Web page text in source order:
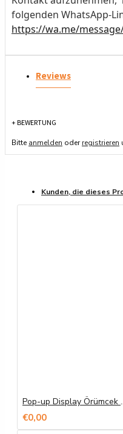
folgenden WhatsApp-
https://wa.me/message/
Reviews
+ BEWERTUNG
Bitte anmelden oderregistrieren
Kunden, die dieses
Pop-up
€0,00